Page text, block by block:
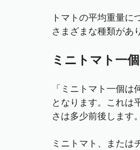
トマトの平均重量
さまざまな種類があ
ミニトマト一
「ミニトマト一個
となります。これは
さは多少前後します。
ミニトマト、または